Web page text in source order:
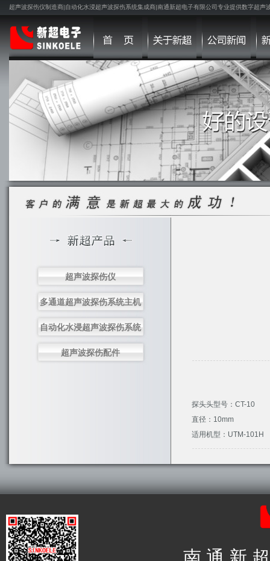
超声波探伤仪制造商|自动化水浸超声波探伤系统集成商|南通新超电子有限公司专业提供数字超
超声波探伤仪
多通道超声波探伤系统主机
自动化水浸超声波探伤系统
超声波探伤配件
探头头型号：CT-10
直径：10mm
适用机型：UTM-101H